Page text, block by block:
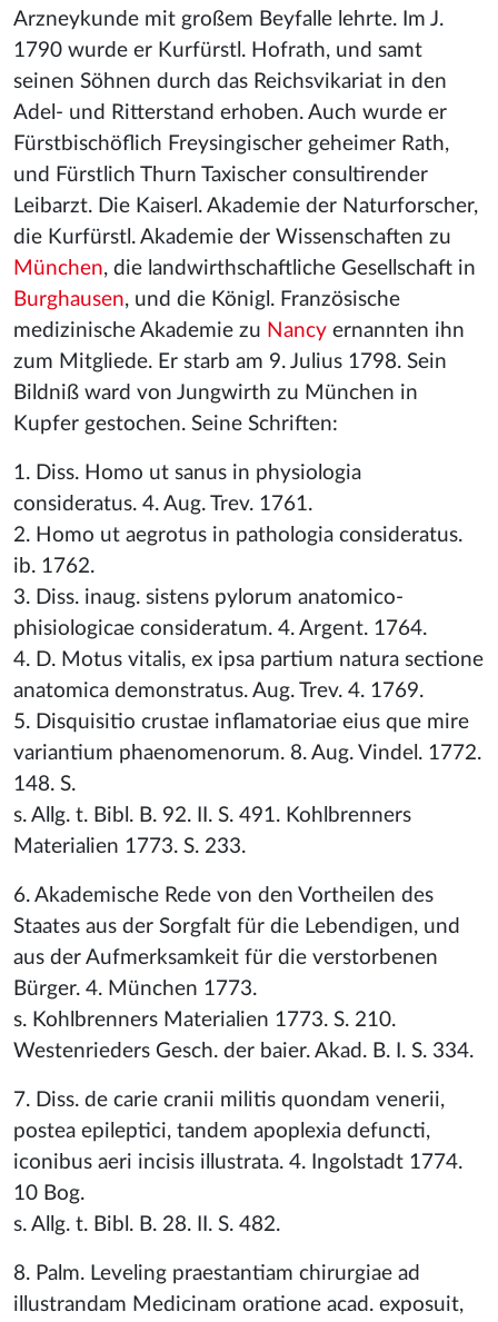
Arzneykunde mit großem Beyfalle lehrte. Im J.
1790 wurde er Kurfürstl. Hofrath, und samt
seinen Söhnen durch das Reichsvikariat in den
Adel- und Ritterstand erhoben. Auch wurde er
Fürstbischöflich Freysingischer geheimer Rath,
und Fürstlich Thurn Taxischer consultirender
Leibarzt. Die Kaiserl. Akademie der Naturforscher,
die Kurfürstl. Akademie der Wissenschaften zu
München, die landwirthschaftliche Gesellschaft in
Burghausen, und die Königl. Französische
medizinische Akademie zu Nancy ernannten ihn
zum Mitgliede. Er starb am 9. Julius 1798. Sein
Bildniß ward von Jungwirth zu München in
Kupfer gestochen. Seine Schriften:
1. Diss. Homo ut sanus in physiologia
consideratus. 4. Aug. Trev. 1761.
2. Homo ut aegrotus in pathologia consideratus.
ib. 1762.
3. Diss. inaug. sistens pylorum anatomico-
phisiologicae consideratum. 4. Argent. 1764.
4. D. Motus vitalis, ex ipsa partium natura sectione
anatomica demonstratus. Aug. Trev. 4. 1769.
5. Disquisitio crustae inflamatoriae eius que mire
variantium phaenomenorum. 8. Aug. Vindel. 1772.
148. S.
s. Allg. t. Bibl. B. 92. II. S. 491. Kohlbrenners
Materialien 1773. S. 233.
6. Akademische Rede von den Vortheilen des
Staates aus der Sorgfalt für die Lebendigen, und
aus der Aufmerksamkeit für die verstorbenen
Bürger. 4. München 1773.
s. Kohlbrenners Materialien 1773. S. 210.
Westenrieders Gesch. der baier. Akad. B. I. S. 334.
7. Diss. de carie cranii militis quondam venerii,
postea epileptici, tandem apoplexia defuncti,
iconibus aeri incisis illustrata. 4. Ingolstadt 1774.
10 Bog.
s. Allg. t. Bibl. B. 28. II. S. 482.
8. Palm. Leveling praestantiam chirurgiae ad
illustrandam Medicinam oratione acad. exposuit,